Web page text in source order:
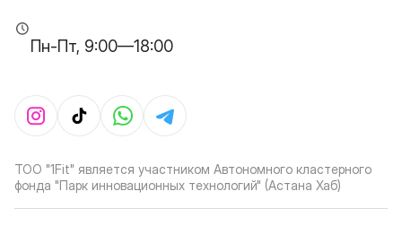
Пн-Пт, 9:00—18:00
ТОО "1Fit" является участником Автономного кластерного
фонда "Парк инновационных технологий" (Астана Хаб)